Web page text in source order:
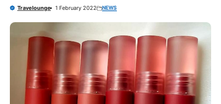
Travelounge 1 February 2022 NEWS